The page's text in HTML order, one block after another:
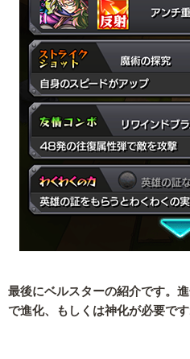
最後にベルスターの紹介です。
で進化、もしくは神化が必要です